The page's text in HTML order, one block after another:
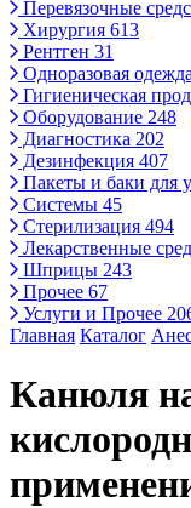
Перевязочные
Хирургия 613
Рентген 31
Одноразовая
Гигиеническая
Оборудование 248
Диагностика 202
Дезинфекция 407
Пакеты и баки для
Системы 45
Стерилизация 494
Лекарственные
Шприцы 243
Прочее 67
Услуги и Прочее
Главная Каталог
Канюля